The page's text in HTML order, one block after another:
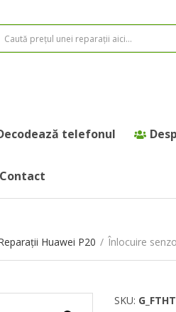
telefonul
Contact
Huawei P20 / Înlocuire
SKU: